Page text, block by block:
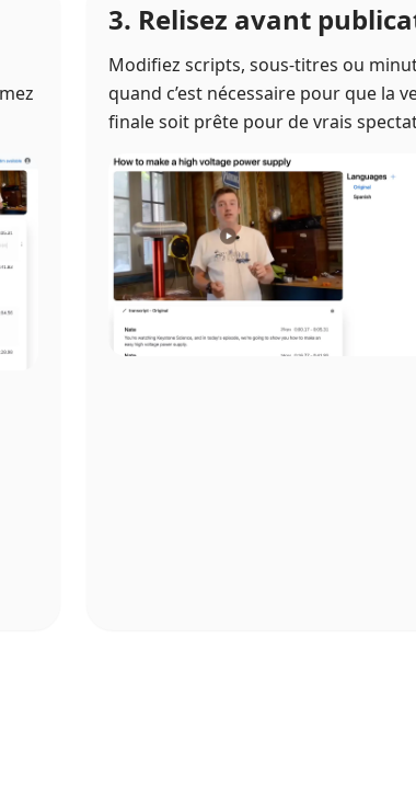
3. Relisez avant
Modifiez scripts, sous-titres ou
quand c’est nécessaire pour que la
finale soit prête pour de vrais